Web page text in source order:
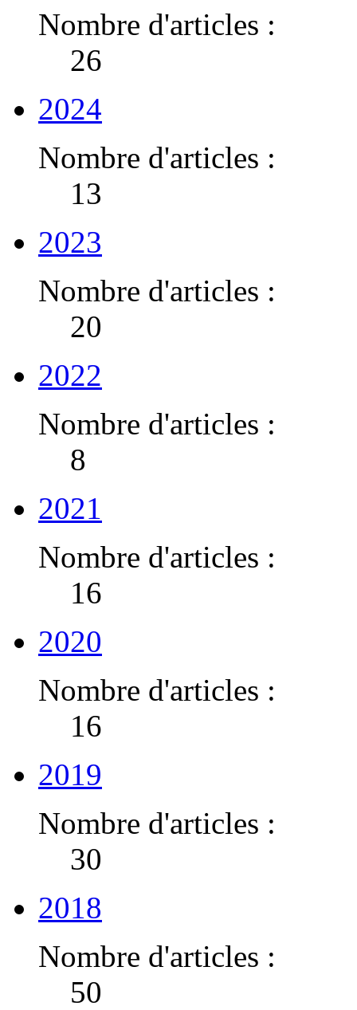
Nombre d'articles :
26
2024
Nombre d'articles :
13
2023
Nombre d'articles :
20
2022
Nombre d'articles :
8
2021
Nombre d'articles :
16
2020
Nombre d'articles :
16
2019
Nombre d'articles :
30
2018
Nombre d'articles :
50